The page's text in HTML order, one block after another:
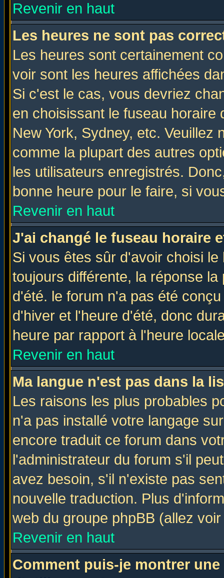
Revenir en haut
Les heures ne sont pas
Les heures sont certainement
voir sont les heures affichées
Si c'est le cas, vous devriez
en choisissant le fuseau
New York, Sydney, etc. Veuillez
comme la plupart des autres
les utilisateurs enregistrés.
bonne heure pour le faire, si
Revenir en haut
J'ai changé le fuseau horaire
Si vous êtes sûr d'avoir choisi
toujours différente, la réponse
d'été. le forum n'a pas été
d'hiver et l'heure d'été, donc
heure par rapport à l'heure
Revenir en haut
Ma langue n'est pas dans la
Les raisons les plus probables
n'a pas installé votre langage
encore traduit ce forum dans
l'administrateur du forum s'il
avez besoin, s'il n'existe pas
nouvelle traduction. Plus
web du groupe phpBB (allez
Revenir en haut
Comment puis-je montrer